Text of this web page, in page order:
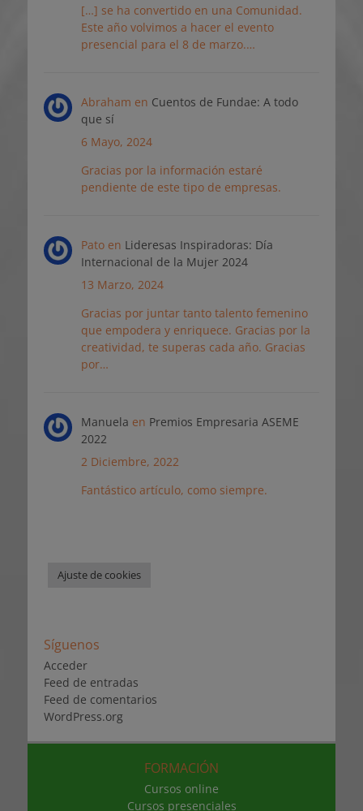
[…] se ha convertido en una Comunidad.
Este año volvimos a hacer el evento
presencial para el 8 de marzo.…
Abraham en Cuentos de Fundae: A todo
que sí
6 Mayo, 2024
Gracias por la información estaré
pendiente de este tipo de empresas.
Patoen Lideresas Inspiradoras: Día
Internacional de la Mujer 2024
13 Marzo, 2024
Gracias por juntar tanto talento femenino
que empodera y enriquece. Gracias por la
creatividad, te superas cada año. Gracias
por…
Manuela en Premios Empresaria ASEME
2022
2 Diciembre, 2022
Fantástico artículo, como siempre.
Ajuste de cookies
Síguenos
Acceder
Feed de entradas
Feed de comentarios
WordPress.org
FORMACIÓN
Cursos online
Cursos presenciales